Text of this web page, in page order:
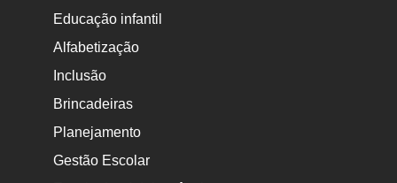
Educação infantil
Alfabetização
Inclusão
Brincadeiras
Planejamento
Gestão Escolar